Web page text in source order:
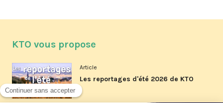
KTO vous propose
Article
Les reportages d'été 2026 de KTO